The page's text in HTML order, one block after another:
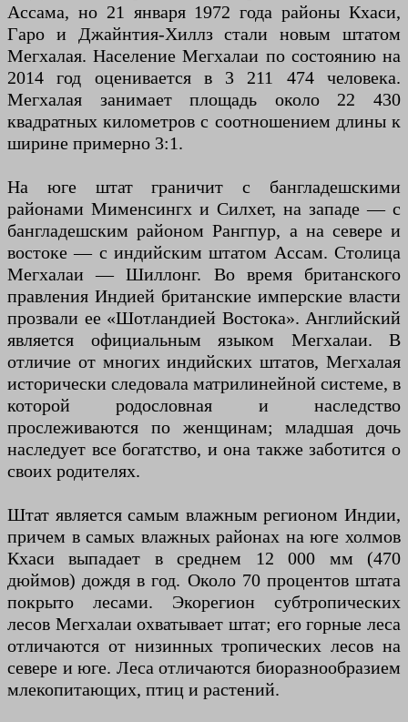
Ассама, но 21 января 1972 года районы Кхаси,
Гаро и Джайнтия-Хиллз стали новым штатом
Мегхалая. Население Мегхалаи по состоянию на
2014 год оценивается в 3 211 474 человека.
Мегхалая занимает площадь около 22 430
квадратных километров с соотношением длины к
ширине примерно 3:1.
На юге штат граничит с бангладешскими
районами Мименсингх и Силхет, на западе — с
бангладешским районом Рангпур, а на севере и
востоке — с индийским штатом Ассам. Столица
Мегхалаи — Шиллонг. Во время британского
правления Индией британские имперские власти
прозвали ее «Шотландией Востока». Английский
является официальным языком Мегхалаи. В
отличие от многих индийских штатов, Мегхалая
исторически следовала матрилинейной системе, в
которой родословная и наследство
прослеживаются по женщинам; младшая дочь
наследует все богатство, и она также заботится о
своих родителях.
Штат является самым влажным регионом Индии,
причем в самых влажных районах на юге холмов
Кхаси выпадает в среднем 12 000 мм (470
дюймов) дождя в год. Около 70 процентов штата
покрыто лесами. Экорегион субтропических
лесов Мегхалаи охватывает штат; его горные леса
отличаются от низинных тропических лесов на
севере и юге. Леса отличаются биоразнообразием
млекопитающих, птиц и растений.